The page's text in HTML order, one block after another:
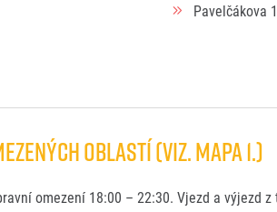
Pavelčákova
OBLASTÍ (viz. mapa 1.)
omezení 18:00 – 22:30. Vjezd a výjezd